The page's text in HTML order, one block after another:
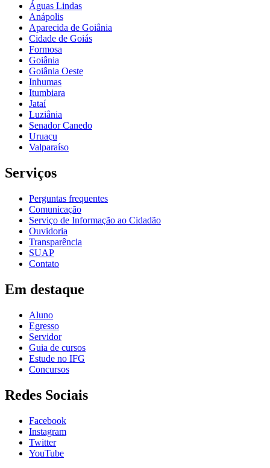
Águas Lindas
Anápolis
Aparecida de Goiânia
Cidade de Goiás
Formosa
Goiânia
Goiânia Oeste
Inhumas
Itumbiara
Jataí
Luziânia
Senador Canedo
Uruaçu
Valparaíso
Serviços
Perguntas frequentes
Comunicação
Serviço de Informação ao Cidadão
Ouvidoria
Transparência
SUAP
Contato
Em destaque
Aluno
Egresso
Servidor
Guia de cursos
Estude no IFG
Concursos
Redes Sociais
Facebook
Instagram
Twitter
YouTube